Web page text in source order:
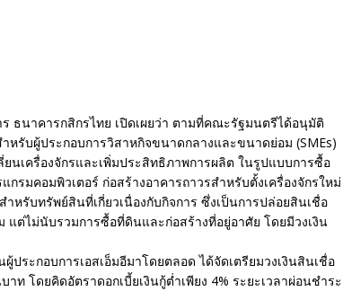
ธนาคารกสิกรไทย เปิดเผยว่า ตามที่คณะรัฐมนตรีได้อนุมัติ
หรับผู้ประกอบการวิสาหกิจขนาดกลางและขนาดย่อม (SMEs)
นเครื่องจักรและเพิ่มประสิทธิภาพการผลิต ในรูปแบบการซื้อ
กรมคอมพิวเตอร์ ก่อสร้างอาคารถาวรสำหรับตั้งเครื่องจักรใหม่
หรับทรัพย์สินที่เกี่ยวเนื่องกับกิจการ ซึ่งเป็นการปล่อยสินเชื่อ
แต่ไม่นับรวมการซื้อที่ดินและก่อสร้างที่อยู่อาศัย โดยมีวงเงิน
ระกอบการเอสเอ็มอีมาโดยตลอด ได้จัดเตรียมวงเงินสินเชื่อ
ท โดยคิดอัตราดอกเบี้ยเงินกู้ต่ำเพียง 4% ระยะเวลาผ่อนชำระ